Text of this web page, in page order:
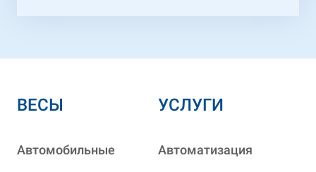
ВЕСЫ
Автомобильные
УСЛУГИ
Автоматизация